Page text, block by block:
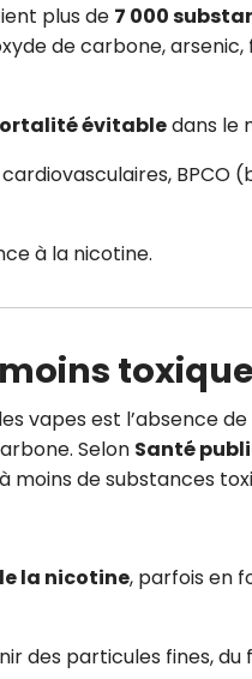
plus de 7 000
de carbone,
évitabledans le
à la nicotine.
vapes est l’absence
Selon Santé
de substances
la nicotine, parfois en
des particules fines,